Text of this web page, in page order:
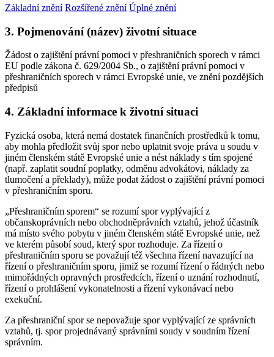
Základní znění Rozšířené znění Úplné znění
3. Pojmenování (název) životní situace
Žádost o zajištění právní pomoci v přeshraničních sporech v rámci
EU podle zákona č. 629/2004 Sb., o zajištění právní pomoci v
přeshraničních sporech v rámci Evropské unie, ve znění pozdějších
předpisů
4. Základní informace k životní situaci
Fyzická osoba, která nemá dostatek finančních prostředků k tomu,
aby mohla předložit svůj spor nebo uplatnit svoje práva u soudu v
jiném členském státě Evropské unie a nést náklady s tím spojené
(např. zaplatit soudní poplatky, odměnu advokátovi, náklady za
tlumočení a překlady), může podat žádost o zajištění právní pomoci
v přeshraničním sporu.
„Přeshraničním sporem“ se rozumí spor vyplývající z
občanskoprávních nebo obchodněprávních vztahů, jehož účastník
má místo svého pobytu v jiném členském státě Evropské unie, než
ve kterém působí soud, který spor rozhoduje. Za řízení o
přeshraničním sporu se považují též všechna řízení navazující na
řízení o přeshraničním sporu, jimiž se rozumí řízení o řádných nebo
mimořádných opravných prostředcích, řízení o uznání rozhodnutí,
řízení o prohlášení vykonatelnosti a řízení vykonávací nebo
exekuční.
Za přeshraniční spor se nepovažuje spor vyplývající ze správních
vztahů, tj. spor projednávaný správními soudy v soudním řízení
správním.